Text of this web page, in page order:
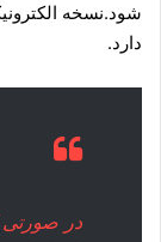
دارد.
در صورتی